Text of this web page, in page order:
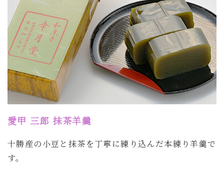
愛甲 三郎 抹茶羊羹
十勝産の小豆と抹茶を丁寧に練り込んだ本練り羊羹で
す。